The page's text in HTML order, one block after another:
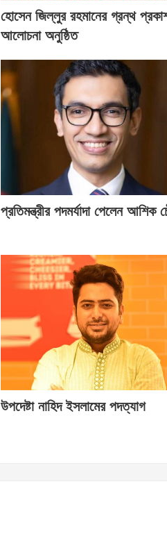
হোসেন জিল্লুর রহমানের গ্রন্থ
আলোচনা অনুষ্ঠিত
প্রতিমন্ত্রীর পদমর্যাদা পেলেন আশিক
উপদেষ্টা নাহিদ ইসলামের পদত্যাগ